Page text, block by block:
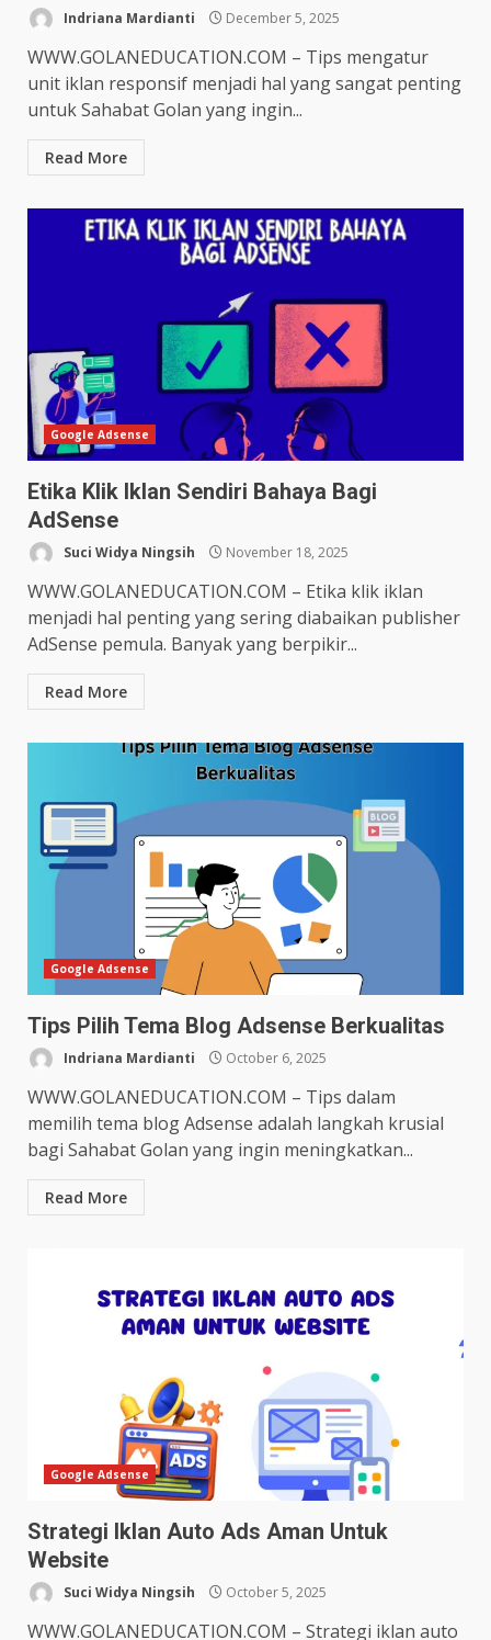
Indriana Mardianti December 5, 2025
WWW.GOLANEDUCATION.COM – Tips mengatur
unit iklan responsif menjadi hal yang sangat penting
untuk Sahabat Golan yang ingin...
Read More
Google Adsense
Etika Klik Iklan Sendiri Bahaya Bagi
AdSense
Suci Widya Ningsih November 18, 2025
WWW.GOLANEDUCATION.COM – Etika klik iklan
menjadi hal penting yang sering diabaikan publisher
AdSense pemula. Banyak yang berpikir...
Read More
Google Adsense
Tips Pilih Tema Blog Adsense Berkualitas
Indriana Mardianti October 6, 2025
WWW.GOLANEDUCATION.COM – Tips dalam
memilih tema blog Adsense adalah langkah krusial
bagi Sahabat Golan yang ingin meningkatkan...
Read More
Google Adsense
Strategi Iklan Auto Ads Aman Untuk
Website
Suci Widya Ningsih October 5, 2025
WWW.GOLANEDUCATION.COM – Strategi iklan auto